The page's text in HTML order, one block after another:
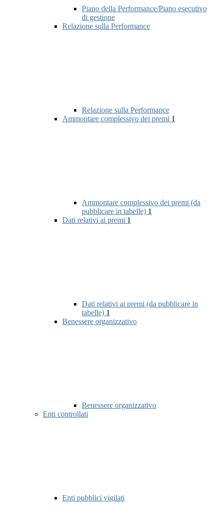
Piano della Performance/Piano esecutivo
di gestione
Relazione sulla Performance
Relazione sulla Performance
Ammontare complessivo dei premi 1
Ammontare complessivo dei premi (da
pubblicare in tabelle) 1
Dati relativi ai premi 1
Dati relativi ai premi (da pubblicare in
tabelle) 1
Benessere organizzativo
Benessere organizzativo
Enti controllati
Enti pubblici vigilati